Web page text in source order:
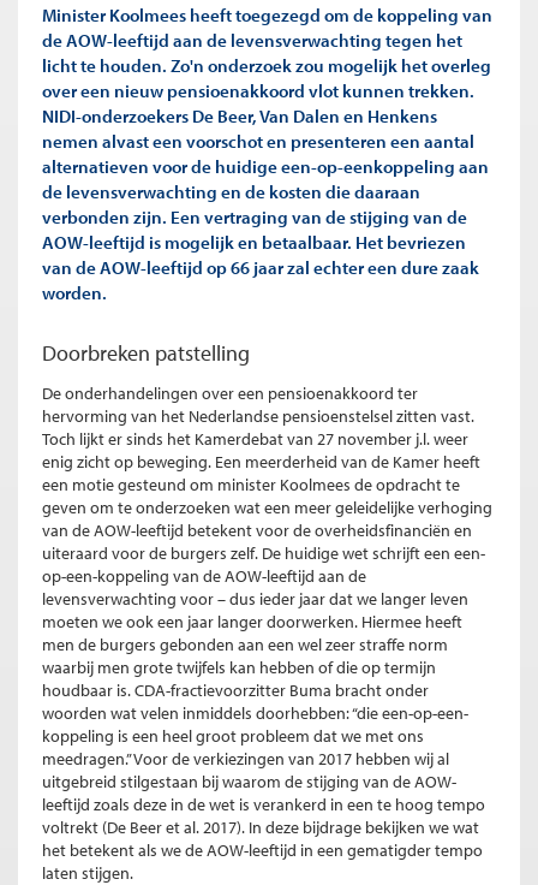
Minister Koolmees heeft toegezegd om de koppeling van
de AOW-leeftijd aan de levensverwachting tegen het
licht te houden. Zo'n onderzoek zou mogelijk het overleg
over een nieuw pensioenakkoord vlot kunnen trekken.
NIDI-onderzoekers De Beer, Van Dalen en Henkens
nemen alvast een voorschot en presenteren een aantal
alternatieven voor de huidige een-op-eenkoppeling aan
de levensverwachting en de kosten die daaraan
verbonden zijn. Een vertraging van de stijging van de
AOW-leeftijd is mogelijk en betaalbaar. Het bevriezen
van de AOW-leeftijd op 66 jaar zal echter een dure zaak
worden.
Doorbreken patstelling
De onderhandelingen over een pensioenakkoord ter
hervorming van het Nederlandse pensioenstelsel zitten vast.
Toch lijkt er sinds het Kamerdebat van 27 november j.l. weer
enig zicht op beweging. Een meerderheid van de Kamer heeft
een motie gesteund om minister Koolmees de opdracht te
geven om te onderzoeken wat een meer geleidelijke verhoging
van de AOW-leeftijd betekent voor de overheidsfinanciën en
uiteraard voor de burgers zelf. De huidige wet schrijft een een-
op-een-koppeling van de AOW-leeftijd aan de
levensverwachting voor – dus ieder jaar dat we langer leven
moeten we ook een jaar langer doorwerken. Hiermee heeft
men de burgers gebonden aan een wel zeer straffe norm
waarbij men grote twijfels kan hebben of die op termijn
houdbaar is. CDA-fractievoorzitter Buma bracht onder
woorden wat velen inmiddels doorhebben: “die een-op-een-
koppeling is een heel groot probleem dat we met ons
meedragen.” Voor de verkiezingen van 2017 hebben wij al
uitgebreid stilgestaan bij waarom de stijging van de AOW-
leeftijd zoals deze in de wet is verankerd in een te hoog tempo
voltrekt (De Beer et al. 2017). In deze bijdrage bekijken we wat
het betekent als we de AOW-leeftijd in een gematigder tempo
laten stijgen.